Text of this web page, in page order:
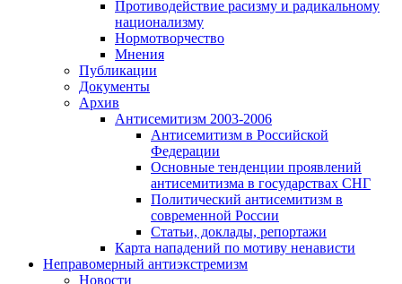
Противодействие расизму и радикальному
национализму
Нормотворчество
Мнения
Публикации
Документы
Архив
Антисемитизм 2003-2006
Антисемитизм в Российской
Федерации
Основные тенденции проявлений
антисемитизма в государствах СНГ
Политический антисемитизм в
современной России
Статьи, доклады, репортажи
Карта нападений по мотиву ненависти
Неправомерный антиэкстремизм
Новости